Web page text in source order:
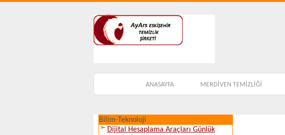
ANASAYFA MERDİVEN TEMİZLİĞİ
Bilim-Teknoloji
Dijital Hesaplama Araçları Günlük